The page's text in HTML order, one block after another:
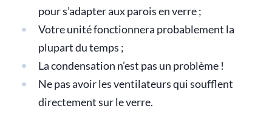
pour s’adapter aux parois en verre ;
Votre unité fonctionnera probablement la
plupart du temps ;
La condensation n’est pas un problème !
Ne pas avoir les ventilateurs qui soufflent
directement sur le verre.